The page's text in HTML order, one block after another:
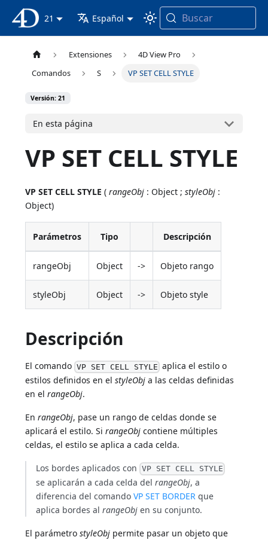
Documentación 4D
21 Español Buscar
Extensiones
4D View Pro
Comandos
S VP SET CELL STYLE
Versión: 21
En esta página
VP SET CELL STYLE
VP SET CELL STYLE (rangeObj : Object ;styleObj :
Object)
Parámetros Tipo Descripción
rangeObj Object -> Objeto rango
styleObj Object -> Objeto style
Descripción
El comando VP SET CELL STYLE aplica el estilo o
estilos definidos en elstyleObj a las celdas definidas
en elrangeObj.
EnrangeObj, pase un rango de celdas donde se
aplicará el estilo. SirangeObj contiene múltiples
celdas, el estilo se aplica a cada celda.
Los bordes aplicados con VP SET CELL STYLE
se aplicarán a cada celda delrangeObj, a
diferencia del comandoVP SET BORDER que
aplica bordes alrangeObj en su conjunto.
El parámetrostyleObj permite pasar un objeto que